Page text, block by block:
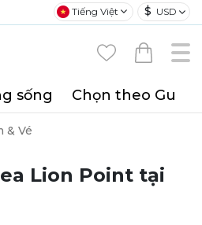
Tiếng Việt $ USD
sống Chọn theo Gu
& Vé
Lion Point tại